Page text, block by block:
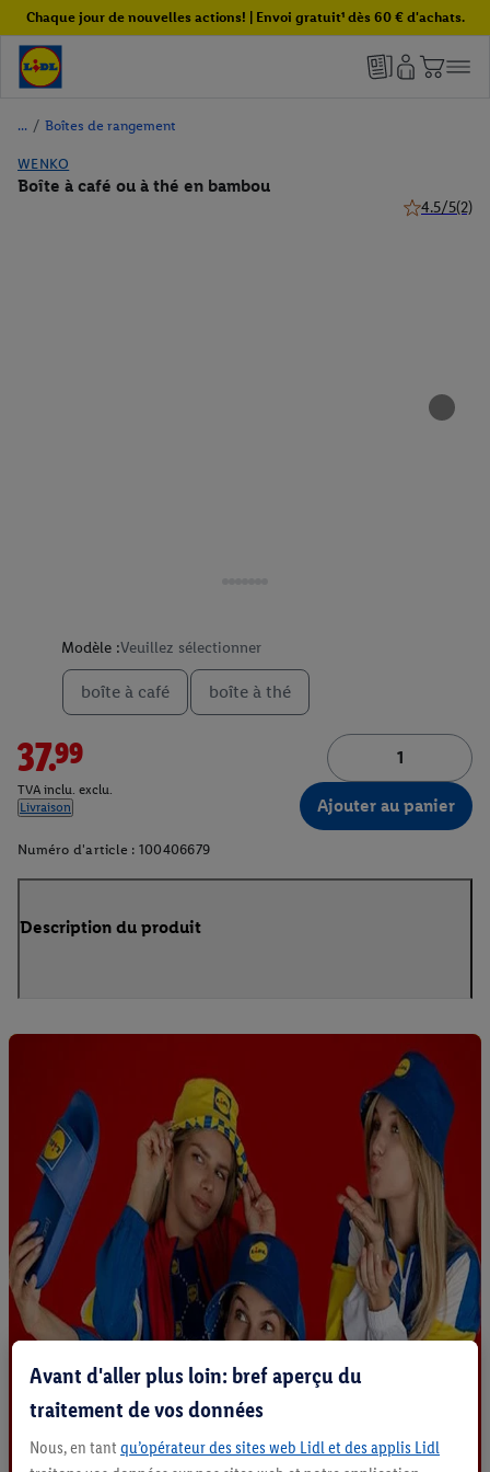
Chaque jour de nouvelles actions! | Envoi gratuit¹ dès 60 € d'achats.
/ Boîtes de rangement
WENKO
Boîte à café ou à thé en bambou
4.5/5(2)
Modèle :Veuillez sélectionner
boîte à café boîte à thé
37.99
TVA inclu. exclu.
Livraison
Ajouter au panier
Numéro d'article : 100406679
Description du produit
Avant d'aller plus loin: bref aperçu du
traitement de vos données
Nous, en tant qu’opérateur des sites web Lidl et des applis Lidl